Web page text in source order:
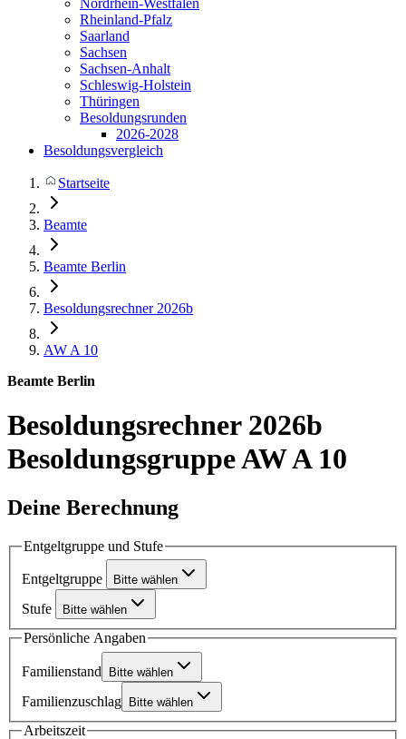
Nordrhein-Westfalen
Rheinland-Pfalz
Saarland
Sachsen
Sachsen-Anhalt
Schleswig-Holstein
Thüringen
Besoldungsrunden
2026-2028
Besoldungsvergleich
Startseite
Beamte
Beamte Berlin
Besoldungsrechner 2026b
AW A 10
Beamte Berlin
Besoldungsrechner 2026b
Besoldungsgruppe AW A 10
Deine Berechnung
Entgeltgruppe und Stufe
Entgeltgruppe Bitte wählen
Stufe Bitte wählen
Persönliche Angaben
Familienstand Bitte wählen
Familienzuschlag Bitte wählen
Arbeitszeit